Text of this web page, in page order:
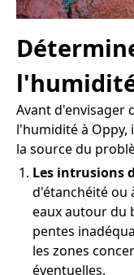
Avant d'envisager
l'humidité à Oppy,
la source du
Les intrusions
d'étanchéité ou
eaux autour du
pentes
les zones
éventuelles.